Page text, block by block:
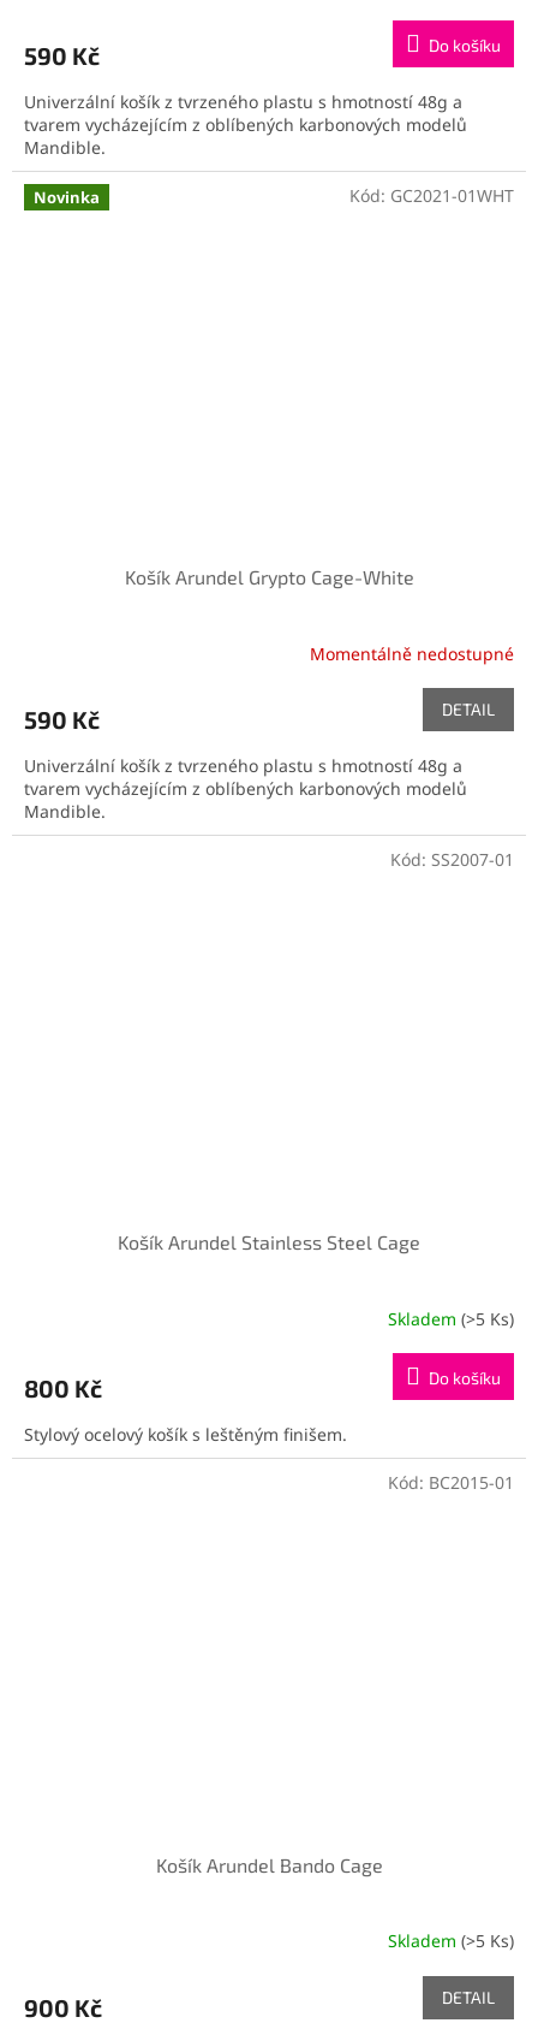
590 Kč Do košíku
Univerzální košík z tvrzeného plastu s hmotností 48g a
tvarem vycházejícím z oblíbených karbonových modelů
Mandible.
Novinka
Košík Arundel Grypto Cage-White
Momentálně nedostupné
590 Kč DETAIL
Univerzální košík z tvrzeného plastu s hmotností 48g a
tvarem vycházejícím z oblíbených karbonových modelů
Mandible.
Kód: GC2021-01WHT
Košík Arundel Stainless Steel Cage
Skladem (>5 Ks)
800 Kč Do košíku
Stylový ocelový košík s leštěným finišem.
Kód: SS2007-01
Košík Arundel Bando Cage
Skladem (>5 Ks)
900 Kč DETAIL
Kód: BC2015-01